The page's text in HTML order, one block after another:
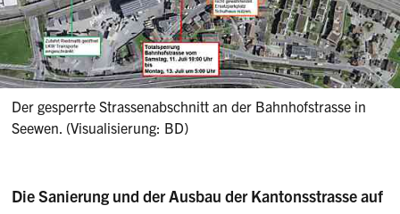
Der gesperrte Strassenabschnitt an der Bahnhofstrasse in
Seewen. (Visualisierung: BD)
Die Sanierung und der Ausbau der Kantonsstrasse auf